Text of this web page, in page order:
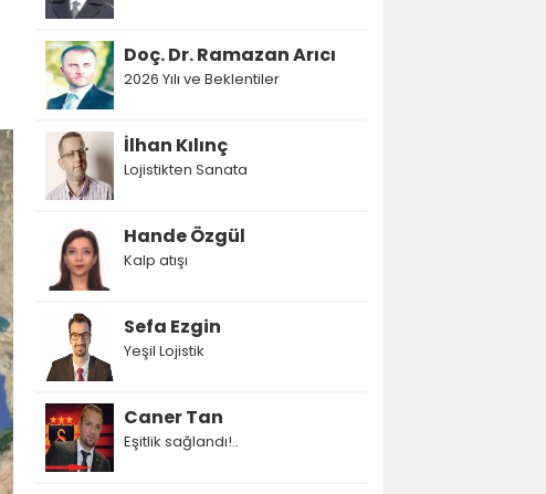
Doç. Dr. Ramazan Arıcı
2026 Yılı ve Beklentiler
İlhan Kılınç
Lojistikten Sanata
Hande Özgül
Kalp atışı
Sefa Ezgin
Yeşil Lojistik
Caner Tan
Eşitlik sağlandı!..